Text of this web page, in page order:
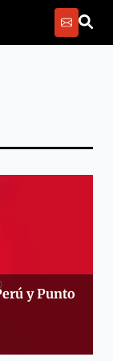
y Punto